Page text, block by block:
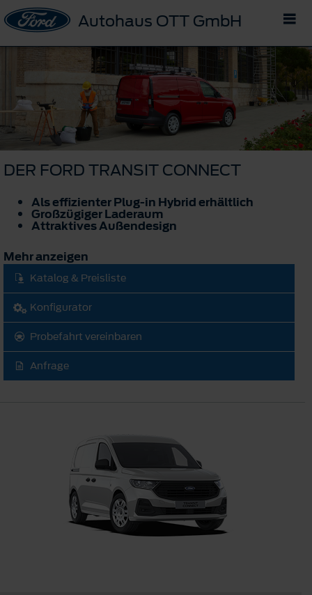
Autohaus OTT GmbH
DER FORD TRANSIT CONNECT
Als effizienter Plug-in Hybrid erhältlich
Großzügiger Laderaum
Attraktives Außendesign
Mehr anzeigen
Katalog & Preisliste
Konfigurator
Probefahrt vereinbaren
Anfrage